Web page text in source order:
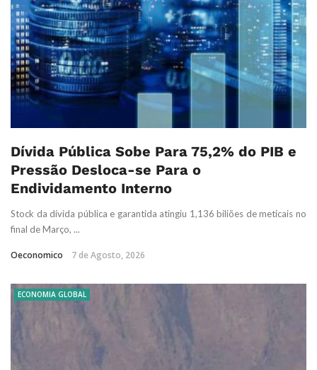
Dívida Pública Sobe Para 75,2% do PIB e
Pressão Desloca-se Para o
Endividamento Interno
Stock da dívida pública e garantida atingiu 1,136 biliões de meticais no
final de Março, ...
Oeconomico 7 de Agosto, 2026
ECONOMIA GLOBAL